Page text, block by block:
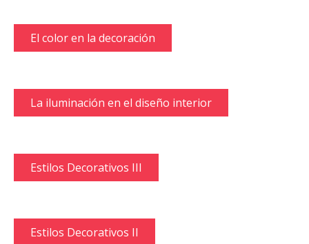
El color en la decoración
La iluminación en el diseño interior
Estilos Decorativos III
Estilos Decorativos II